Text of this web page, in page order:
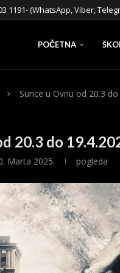
1191- (WhatsApp, Viber,
POČETNA
Sunce u Ovnu od 20.3 do
20.3 do
Marta 2025. pogleda